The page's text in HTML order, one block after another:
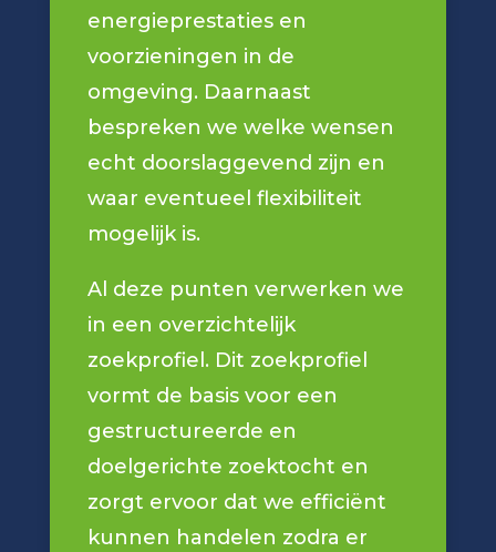
energieprestaties en
voorzieningen in de
omgeving. Daarnaast
bespreken we welke wensen
echt doorslaggevend zijn en
waar eventueel flexibiliteit
mogelijk is.
Al deze punten verwerken we
in een overzichtelijk
zoekprofiel. Dit zoekprofiel
vormt de basis voor een
gestructureerde en
doelgerichte zoektocht en
zorgt ervoor dat we efficiënt
kunnen handelen zodra er